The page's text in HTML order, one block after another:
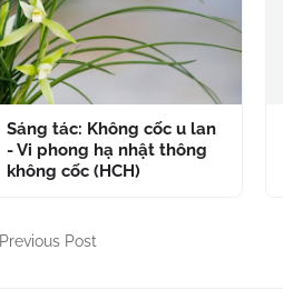
Sáng tác: Không cốc u lan
- Vi phong hạ nhật thông
không cốc (HCH)
Previous Post